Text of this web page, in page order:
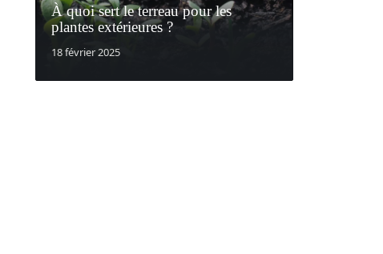
À quoi sert le terreau pour les
plantes extérieures ?
18 février 2025